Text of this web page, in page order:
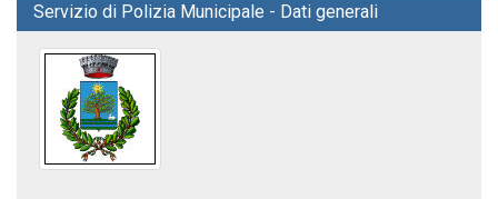
Servizio di Polizia Municipale - Dati generali